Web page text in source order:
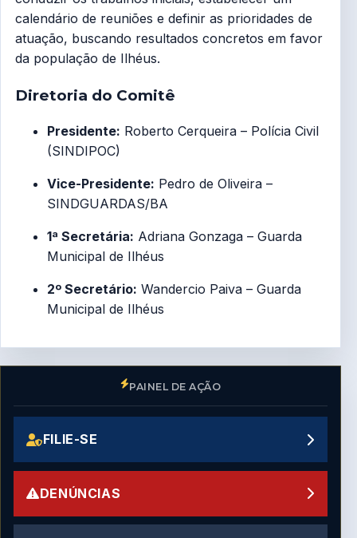
calendário de reuniões e definir as prioridades de
atuação, buscando resultados concretos em favor
da população de Ilhéus.
Diretoria do Comitê
Presidente: Roberto Cerqueira – Polícia Civil
(SINDIPOC)
Vice-Presidente: Pedro de Oliveira –
SINDGUARDAS/BA
1ª Secretária: Adriana Gonzaga – Guarda
Municipal de Ilhéus
2º Secretário: Wandercio Paiva – Guarda
Municipal de Ilhéus
PAINEL DE AÇÃO
FILIE-SE
DENÚNCIAS